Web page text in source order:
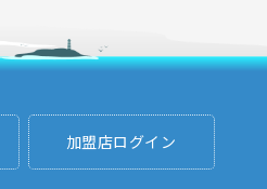
加盟店ログイン